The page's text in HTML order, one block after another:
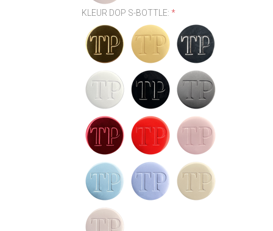
KLEUR DOP S-BOTTLE:*